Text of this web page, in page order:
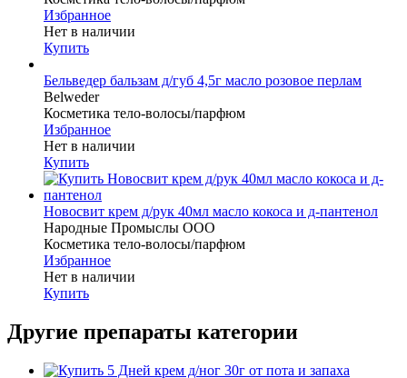
Избранное
Нет в наличии
Купить
Бельведер бальзам д/губ 4,5г масло розовое перлам
Belweder
Косметика тело-волосы/парфюм
Избранное
Нет в наличии
Купить
Новосвит крем д/рук 40мл масло кокоса и д-пантенол
Народные Промыслы ООО
Косметика тело-волосы/парфюм
Избранное
Нет в наличии
Купить
Другие препараты категории